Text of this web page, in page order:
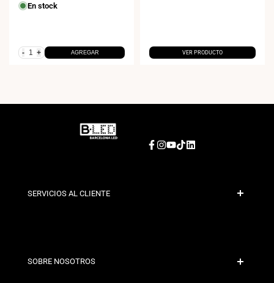
4000K
En stock
- + AGREGAR VER PRODUCTO
Facebook
Instagram
YouTube
TikTokLinkedIn
SERVICIOS AL CLIENTE
Contacto
SOBRE NOSOTROS